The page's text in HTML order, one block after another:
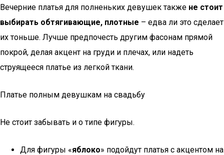
Вечерние платья для полненьких девушек также не стоит
выбирать обтягивающие, плотные – едва ли это сделает
их тоньше. Лучше предпочесть другим фасонам прямой
покрой, делая акцент на груди и плечах, или надеть
струящееся платье из легкой ткани.
Платье полным девушкам на свадьбу
Не стоит забывать и о типе фигуры.
Для фигуры «яблоко» подойдут платья с акцентом на